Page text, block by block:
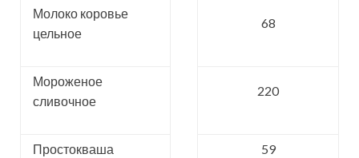
Молоко коровье
цельное
68
Мороженое
сливочное
220
Простокваша 59